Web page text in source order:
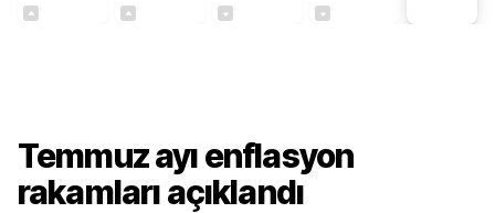
Temmuz ayı enflasyon
rakamları açıklandı